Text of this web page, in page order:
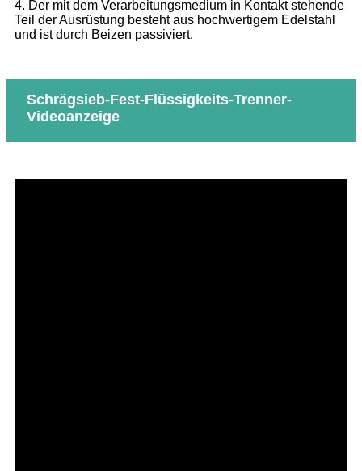
4. Der mit dem Verarbeitungsmedium in Kontakt stehende
Teil der Ausrüstung besteht aus hochwertigem Edelstahl
und ist durch Beizen passiviert.
Schrägsieb-Fest-Flüssigkeits-Trenner-
Videoanzeige